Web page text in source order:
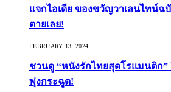
แจกไอเดีย ของขวัญวาเลนไทน์ฉ
ตายเลย!
FEBRUARY 13, 2024
ชวนดู “หนังรักไทยสุดโรแมนติก
พุ่งกระฉูด!